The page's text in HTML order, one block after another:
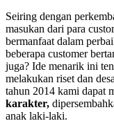
Seiring dengan
masukan dari para
bermanfaat dalam
beberapa customer
juga? Ide menarik ini
melakukan riset dan
tahun 2014 kami dapat
karakter,
anak laki-laki.